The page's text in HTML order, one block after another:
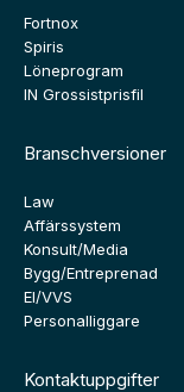
Fortnox
Spiris
Löneprogram
IN Grossistprisfil
Branschversioner
Law
Affärssystem
Konsult/Media
Bygg/Entreprenad
El/VVS
Personalliggare
Kontaktuppgifter